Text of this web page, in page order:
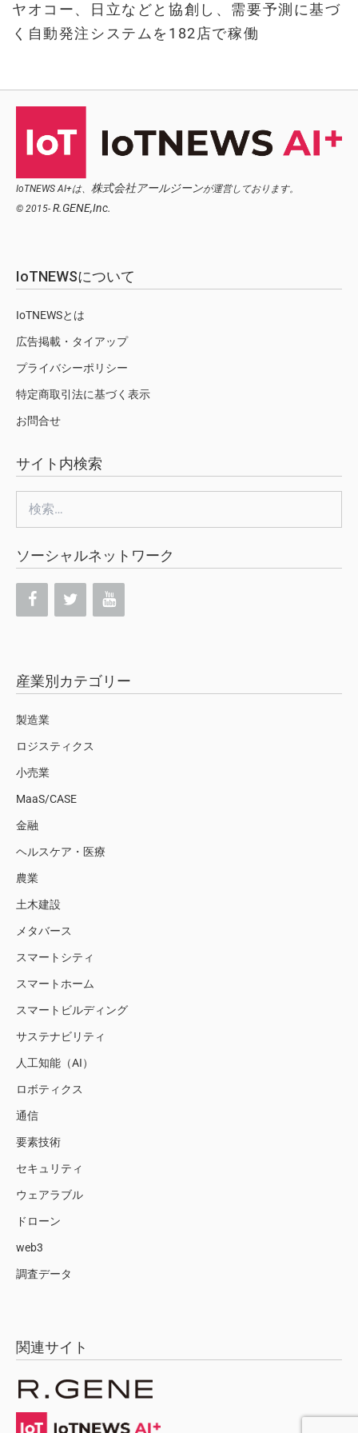
ヤオコー、日立などと協創し、需要予測に基づ
く自動発注システムを182店で稼働
IoTNEWS AI+は、 株式会社アールジーンが運営しております。
© 2015- R.GENE,Inc.
IoTNEWSについて
IoTNEWSとは
広告掲載・タイアップ
プライバシーポリシー
特定商取引法に基づく表示
お問合せ
サイト内検索
索:
ソーシャルネットワーク
産業別カテゴリー
製造業
ロジスティクス
小売業
MaaS/CASE
金融
ヘルスケア・医療
農業
土木建設
メタバース
スマートシティ
スマートホーム
スマートビルディング
サステナビリティ
人工知能（AI）
ロボティクス
通信
要素技術
セキュリティ
ウェアラブル
ドローン
web3
調査データ
関連サイト